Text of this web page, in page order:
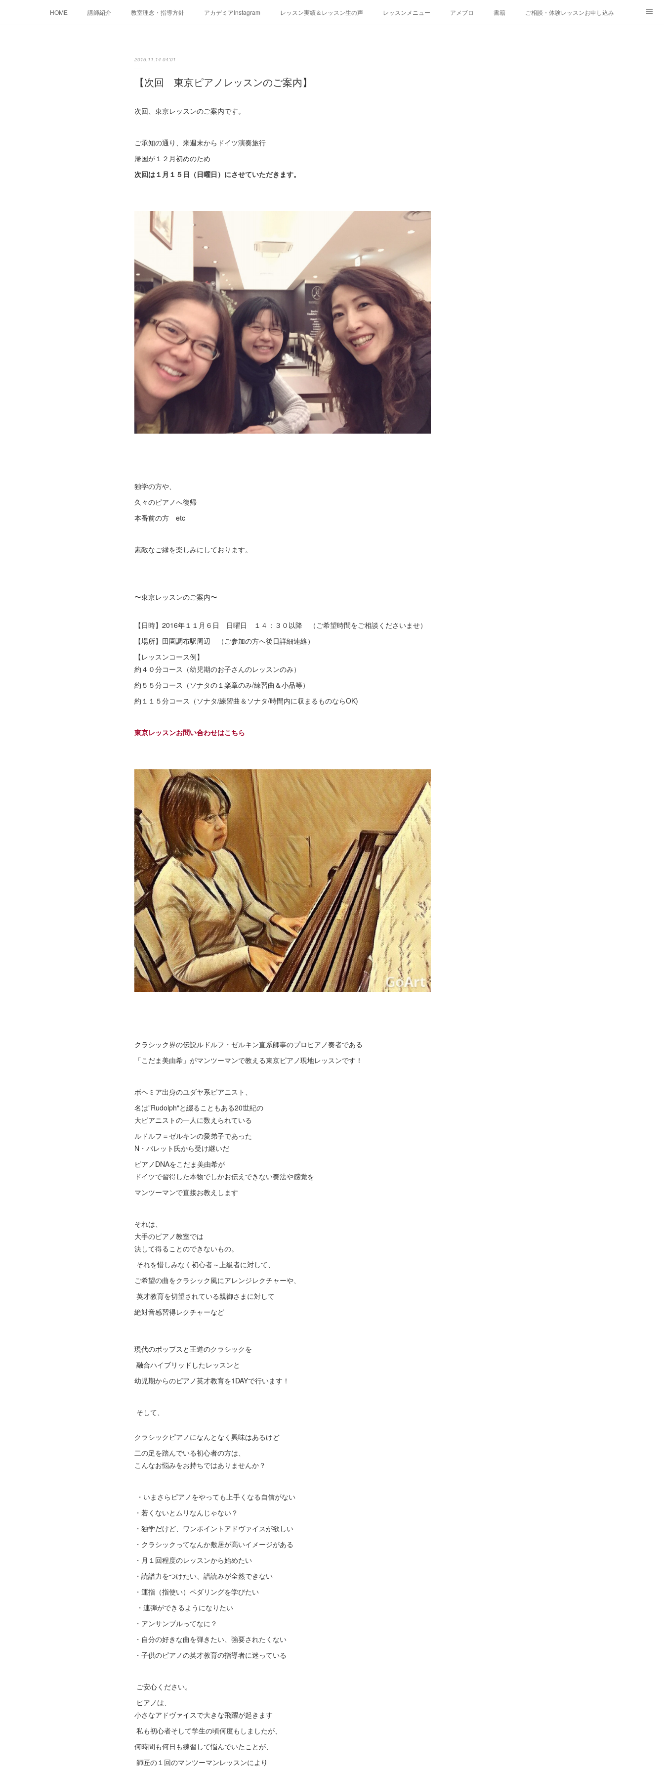
HOME 講師紹介 教室理念・指導方針 アカデミアInstagram レッスン実績＆レッスン生の声 レッスンメニュー アメブロ 書籍 ご相談・体験レッスンお申し込み
2016.11.14 04:01
【次回 東京ピアノレッスンのご案内】
次回、東京レッスンのご案内です。
ご承知の通り、来週末からドイツ演奏旅行
帰国が１２月初めのため
次回は１月１５日（日曜日）にさせていただきます。
独学の方や、
久々のピアノへ復帰
本番前の方 etc
素敵なご縁を楽しみにしております。
〜東京レッスンのご案内〜
【日時】2016年１１月６日 日曜日 １４：３０以降 （ご希望時間をご相談くださいませ）
【場所】田園調布駅周辺 （ご参加の方へ後日詳細連絡）
【レッスンコース例】
約４０分コース（幼児期のお子さんのレッスンのみ）
約５５分コース（ソナタの１楽章のみ/練習曲＆小品等）
約１１５分コース（ソナタ/練習曲＆ソナタ/時間内に収まるものならOK)
東京レッスンお問い合わせはこちら
クラシック界の伝説ルドルフ・ゼルキン直系師事のプロピアノ奏者である
「こだま美由希」がマンツーマンで教える東京ピアノ現地レッスンです！
ボヘミア出身のユダヤ系ピアニスト、
名は”Rudolph"と綴ることもある20世紀の
大ピアニストの一人に数えられている
ルドルフ＝ゼルキンの愛弟子であった
N・バレット氏から受け継いだ
ピアノDNAをこだま美由希が
ドイツで習得した本物でしかお伝えできない奏法や感覚を
マンツーマンで直接お教えします
それは、
大手のピアノ教室では
決して得ることのできないもの。
それを惜しみなく初心者～上級者に対して、
ご希望の曲をクラシック風にアレンジレクチャーや、
英才教育を切望されている親御さまに対して
絶対音感習得レクチャーなど
現代のポップスと王道のクラシックを
融合ハイブリッドしたレッスンと
幼児期からのピアノ英才教育を1DAYで行います！
そして、
クラシックピアノになんとなく興味はあるけど
二の足を踏んでいる初心者の方は、
こんなお悩みをお持ちではありませんか？
・いまさらピアノをやっても上手くなる自信がない
・若くないとムリなんじゃない？
・独学だけど、ワンポイントアドヴァイスが欲しい
・クラシックってなんか敷居が高いイメージがある
・月１回程度のレッスンから始めたい
・読譜力をつけたい、譜読みが全然できない
・運指（指使い）ペダリングを学びたい
・連弾ができるようになりたい
・アンサンブルってなに？
・自分の好きな曲を弾きたい、強要されたくない
・子供のピアノの英才教育の指導者に迷っている
ご安心ください。
ピアノは、
小さなアドヴァイスで大きな飛躍が起きます
私も初心者そして学生の頃何度もしましたが、
何時間も何日も練習して悩んでいたことが、
師匠の１回のマンツーマンレッスンにより